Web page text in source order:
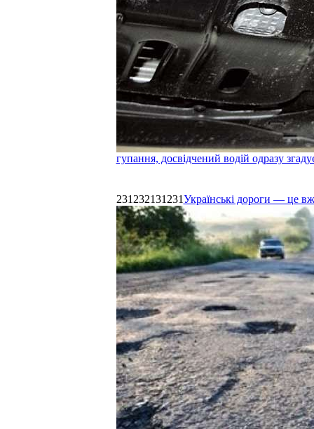
гупання, досвідчений водій одразу
231232131231Українські дороги — це